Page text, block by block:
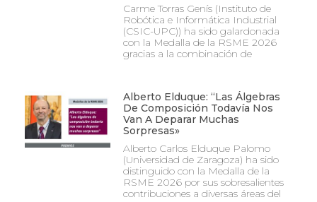
Carme Torras Genís (Instituto de
Robótica e Informática Industrial
(CSIC-UPC)) ha sido galardonada
con la Medalla de la RSME 2026
gracias a la combinación de
Alberto Elduque: “Las Álgebras
De Composición Todavía Nos
Van A Deparar Muchas
Sorpresas»
Alberto Carlos Elduque Palomo
(Universidad de Zaragoza) ha sido
distinguido con la Medalla de la
RSME 2026 por sus sobresalientes
contribuciones a diversas áreas del